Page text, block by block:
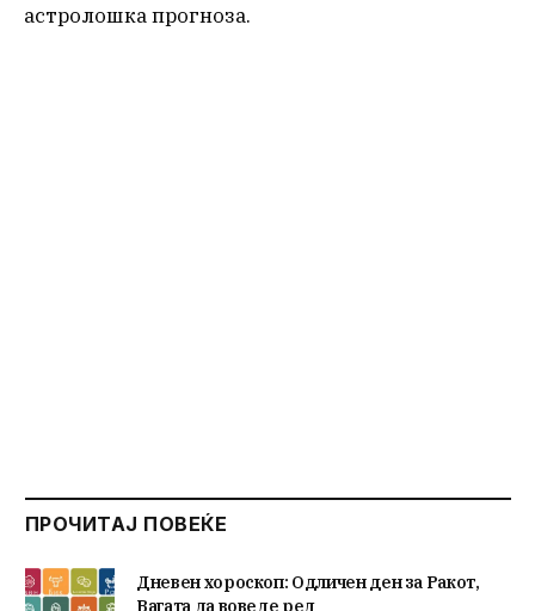
астролошка прогноза.
ПРОЧИТАЈ ПОВЕЌЕ
Дневен хороскоп: Одличен ден за Ракот,
Вагата да воведе ред